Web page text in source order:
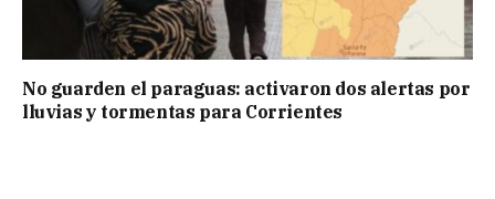
No guarden el paraguas: activaron dos alertas por
lluvias y tormentas para Corrientes